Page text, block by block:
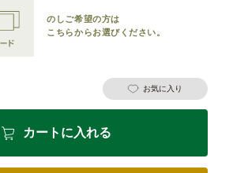
のしご希望の方は
こちらからお選びください。
お気に入り
カートに入れる